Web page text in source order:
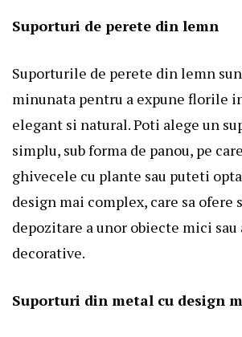
Suporturi de perete din lemn
Suporturile de perete din lemn
minunata pentru a expune florile
elegant si natural. Poti alege un
simplu, sub forma de panou, pe
ghivecele cu plante sau puteti
design mai complex, care sa ofere
depozitare a unor obiecte mici sau
decorative.
Suporturi din metal cu design